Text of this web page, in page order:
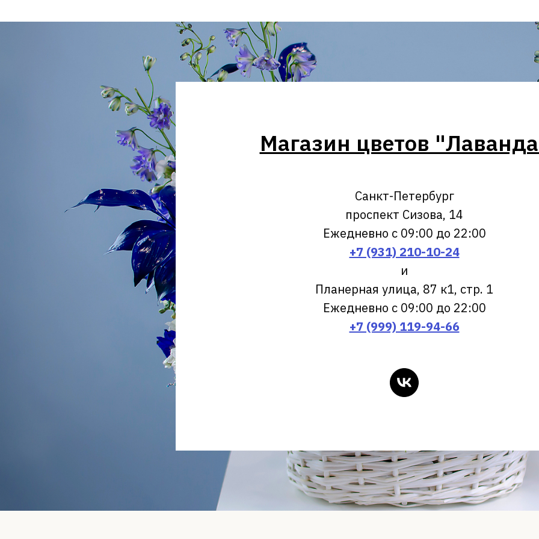
Магазин цветов
Санкт-Петербург
проспект Сизова, 14
Ежедневно с 09:00 до 22:00
+7 (931) 210-10-24
и
Планерная улица, 87 к1, стр. 1
Ежедневно с 09:00 до 22:00
+7 (999) 119-94-66